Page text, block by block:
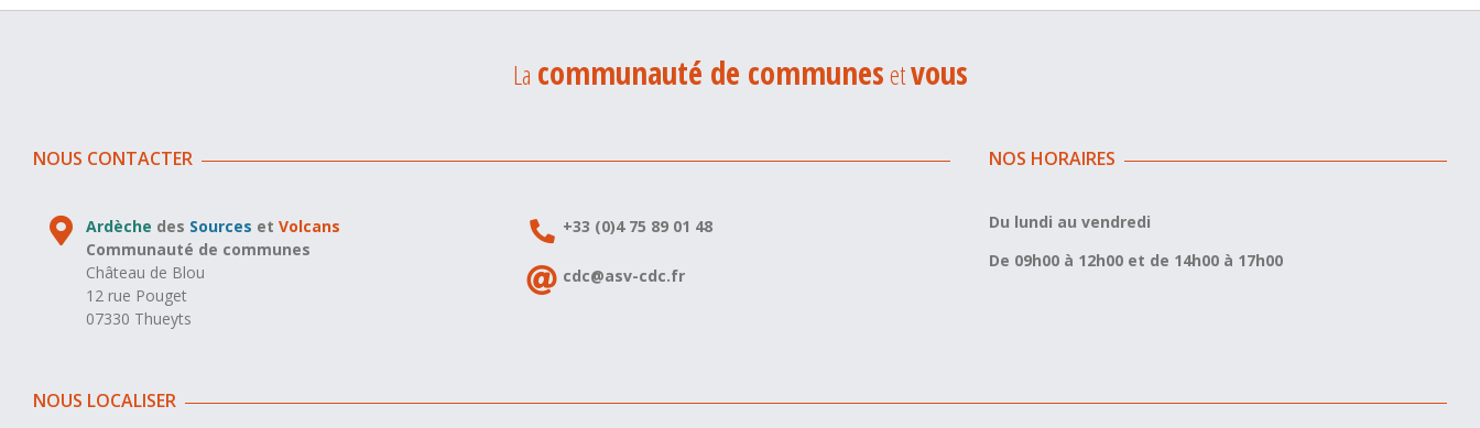
La communauté de communesetvous
NOUS CONTACTER
Ardèche des Sources etVolcans
Communauté de communes
Château de Blou
12 rue Pouget
07330 Thueyts
+33 (0)4 75 89 01 48
cdc@asv-cdc.fr
NOS HORAIRES
Du lundi au vendredi
De 09h00 à 12h00 et de 14h00 à 17h00
NOUS LOCALISER